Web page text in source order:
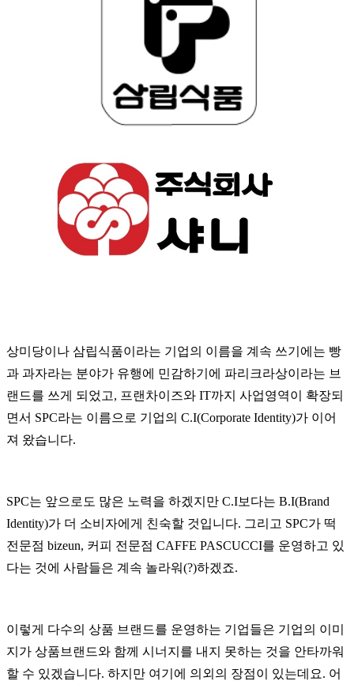
상미당이나 삼립식품이라는 기업의 이름을 계속 쓰기에는 빵
과 과자라는 분야가 유행에 민감하기에 파리크라상이라는 브
랜드를 쓰게 되었고, 프랜차이즈와 IT까지 사업영역이 확장되
면서 SPC라는 이름으로 기업의 C.I(Corporate Identity)가 이어
져 왔습니다.
SPC는 앞으로도 많은 노력을 하겠지만 C.I보다는 B.I(Brand
Identity)가 더 소비자에게 친숙할 것입니다. 그리고 SPC가 떡
전문점 bizeun, 커피 전문점 CAFFE PASCUCCI를 운영하고 있
다는 것에 사람들은 계속 놀라워(?)하겠죠.
이렇게 다수의 상품 브랜드를 운영하는 기업들은 기업의 이미
지가 상품브랜드와 함께 시너지를 내지 못하는 것을 안타까워
할 수 있겠습니다. 하지만 여기에 의외의 장점이 있는데요. 어